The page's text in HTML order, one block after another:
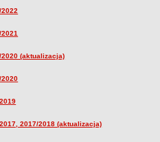
2020 (aktualizacja)
2020
2017/2018 (aktualizacja)